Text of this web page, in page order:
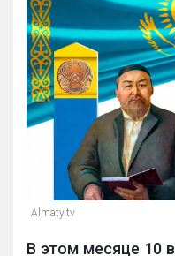
Almaty.tv
В этом месяце 10